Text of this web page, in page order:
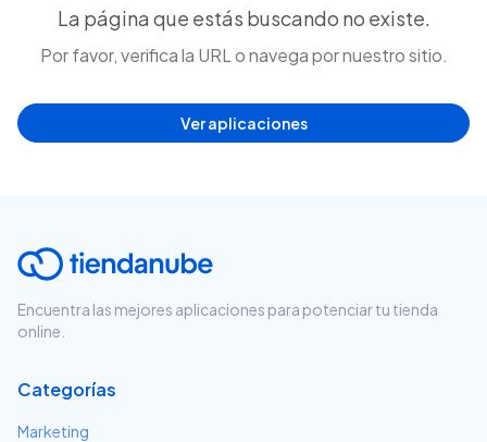
La página que estás buscando no existe.
Por favor, verifica la URL o navega por nuestro sitio.
Ver aplicaciones
Encuentra las mejores aplicaciones para potenciar tu tienda
online.
Categorías
Marketing